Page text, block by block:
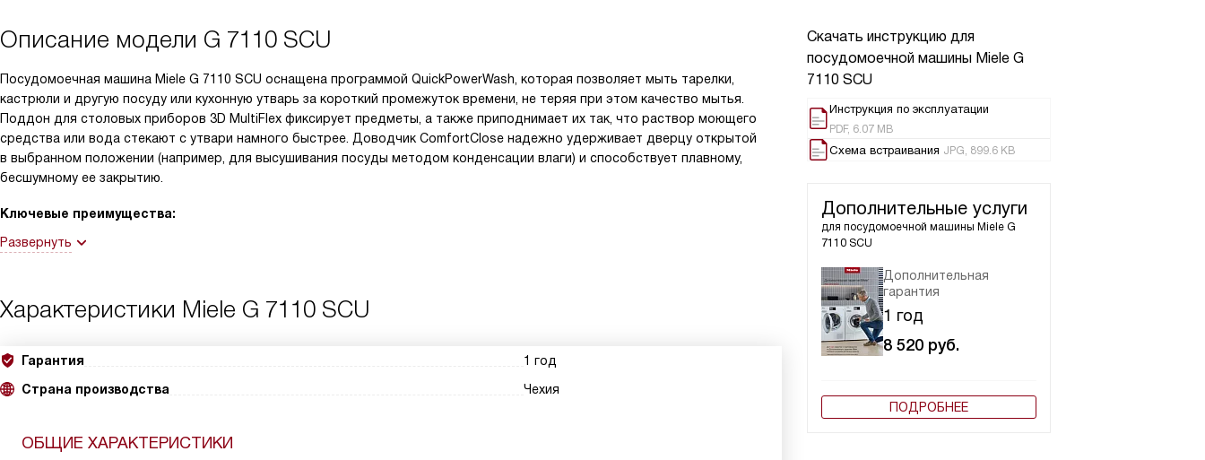
Скачать инструкцию для
посудомоечной машины Miele G
7110 SCU
Инструкция по эксплуатации
PDF, 6.07 MB
Схема встраивания JPG, 899.6 KB
Дополнительные услуги
для посудомоечной машины Miele G
7110 SCU
Дополнительная
гарантия
1 год
8 520 руб.
ПОДРОБНЕЕ
Описание модели G 7110 SCU
Посудомоечная машина Miele G 7110 SCU оснащена программой QuickPowerWash, которая позволяет мыть тарелки,
кастрюли и другую посуду или кухонную утварь за короткий промежуток времени, не теряя при этом качество мытья.
Поддон для столовых приборов 3D MultiFlex фиксирует предметы, а также приподнимает их так, что раствор моющего
средства или вода стекают с утвари намного быстрее. Доводчик ComfortClose надежно удерживает дверцу открытой
в выбранном положении (например, для высушивания посуды методом конденсации влаги) и способствует плавному,
бесшумному ее закрытию.
Ключевые преимущества:
Развернуть
Характеристики Miele G 7110 SCU
Гарантия
1 год
Страна производства
Чехия
ОБЩИЕ ХАРАКТЕРИСТИКИ